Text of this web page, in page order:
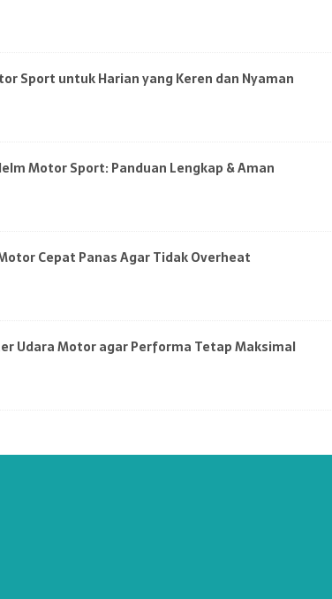
Sport untuk Harian yang Keren dan Nyaman
Motor Sport: Panduan Lengkap & Aman
Cepat Panas Agar Tidak Overheat
Udara Motor agar Performa Tetap Maksimal